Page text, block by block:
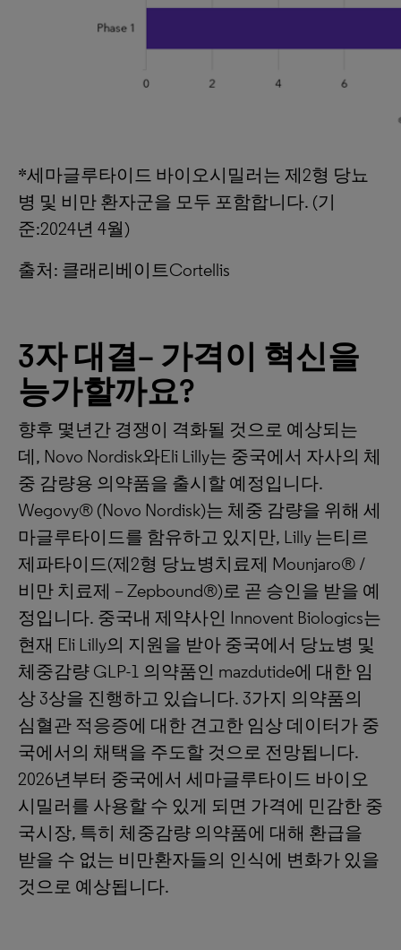
*세마글루타이드 바이오시밀러는 제2형 당뇨
병 및 비만 환자군을 모두 포함합니다. (기
준:2024년 4월)
출처: 클래리베이트Cortellis
3자 대결– 가격이 혁신을
능가할까요?
향후 몇년간 경쟁이 격화될 것으로 예상되는
데, Novo Nordisk와Eli Lilly는 중국에서 자사의 체
중 감량용 의약품을 출시할 예정입니다.
Wegovy® (Novo Nordisk)는 체중 감량을 위해 세
마글루타이드를 함유하고 있지만, Lilly 는티르
제파타이드(제2형 당뇨병치료제 Mounjaro® /
비만 치료제 – Zepbound®)로 곧 승인을 받을 예
정입니다. 중국내 제약사인 Innovent Biologics는
현재 Eli Lilly의 지원을 받아 중국에서 당뇨병 및
체중감량 GLP-1 의약품인 mazdutide에 대한 임
상 3상을 진행하고 있습니다. 3가지 의약품의
심혈관 적응증에 대한 견고한 임상 데이터가 중
국에서의 채택을 주도할 것으로 전망됩니다.
2026년부터 중국에서 세마글루타이드 바이오
시밀러를 사용할 수 있게 되면 가격에 민감한 중
국시장, 특히 체중감량 의약품에 대해 환급을
받을 수 없는 비만환자들의 인식에 변화가 있을
것으로 예상됩니다.